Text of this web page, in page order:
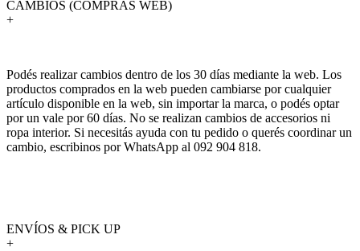
CAMBIOS (COMPRAS WEB)
+
Podés realizar cambios dentro de los 30 días mediante la web. Los
productos comprados en la web pueden cambiarse por cualquier
artículo disponible en la web, sin importar la marca, o podés optar
por un vale por 60 días. No se realizan cambios de accesorios ni
ropa interior. Si necesitás ayuda con tu pedido o querés coordinar un
cambio, escribinos por WhatsApp al 092 904 818.
ENVÍOS & PICK UP
+